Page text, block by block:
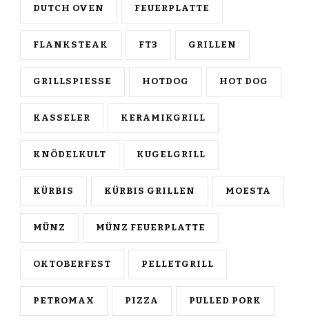
DUTCH OVEN FEUERPLATTE
FLANKSTEAK FT3 GRILLEN
GRILLSPIESSE HOTDOG HOT DOG
KASSELER KERAMIKGRILL
KNÖDELKULT KUGELGRILL
KÜRBIS KÜRBIS GRILLEN MOESTA
MÜNZ MÜNZ FEUERPLATTE
OKTOBERFEST PELLETGRILL
PETROMAX PIZZA PULLED PORK